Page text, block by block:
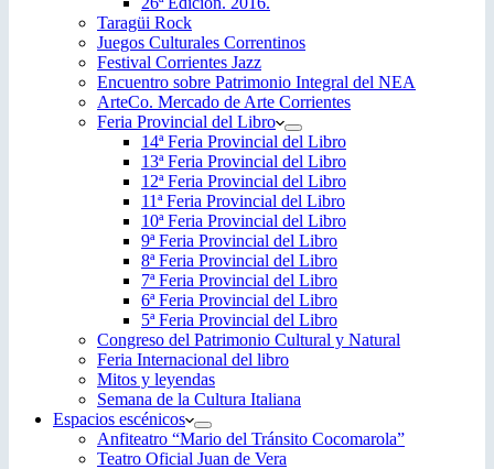
Taragüi Rock
Juegos Culturales Correntinos
Festival Corrientes Jazz
Encuentro sobre Patrimonio Integral del NEA
ArteCo. Mercado de Arte Corrientes
Feria Provincial del Libro
14ª Feria Provincial del Libro
13ª Feria Provincial del Libro
12ª Feria Provincial del Libro
11ª Feria Provincial del Libro
10ª Feria Provincial del Libro
9ª Feria Provincial del Libro
8ª Feria Provincial del Libro
7ª Feria Provincial del Libro
6ª Feria Provincial del Libro
5ª Feria Provincial del Libro
Congreso del Patrimonio Cultural y Natural
Feria Internacional del libro
Mitos y leyendas
Semana de la Cultura Italiana
Espacios escénicos
Anfiteatro “Mario del Tránsito Cocomarola”
Teatro Oficial Juan de Vera